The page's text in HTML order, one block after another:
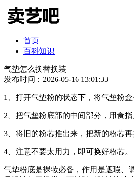
首页
百科知识
气垫怎么换替换装
发布时间：2026-05-16 13:01:33
1、打开气垫粉的状态下，将气垫粉盒
2、把气垫粉底部的中间部分，用食指
3、将旧的粉芯推出来，把新的粉芯再
4、注意不要太用力，即可换好粉芯。
气垫粉底是裸妆必备，作用是遮瑕、